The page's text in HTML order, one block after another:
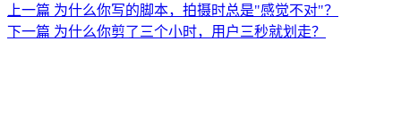
上一篇 为什么你写的脚本，拍摄时总是"感觉不对"？
下一篇 为什么你剪了三个小时，用户三秒就划走？